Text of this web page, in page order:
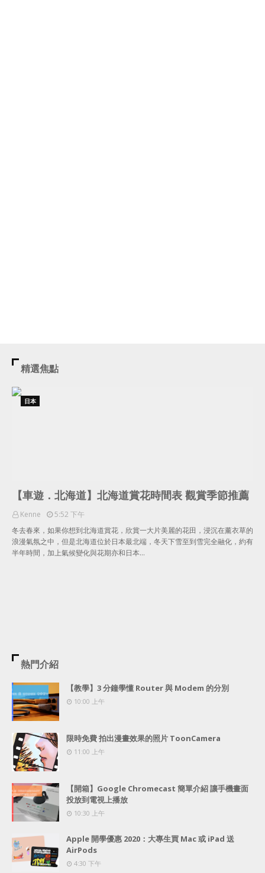
精選焦點
日本
【車遊．北海道】北海道賞花時間表 觀賞季節推薦
Kenne
5:52 下午
冬去春來，如果你想到北海道賞花，欣賞一大片美麗的花田，浸沉在薰衣草的
浪漫氣氛之中，但是北海道位於日本最北端，冬天下雪至到雪完全融化，約有
半年時間，加上氣候變化與花期亦和日本…
熱門介紹
【教學】3 分鐘學懂 Router 與 Modem 的分別
10:00 上午
限時免費 拍出漫畫效果的照片 ToonCamera
11:00 上午
【開箱】Google Chromecast 簡單介紹 讓手機畫面
投放到電視上播放
10:30 上午
Apple 開學優惠 2020：大專生買 Mac 或 iPad 送
AirPods
4:30 下午